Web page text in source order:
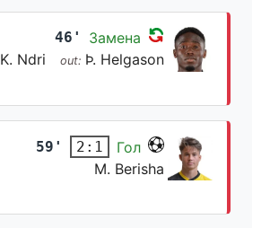
46' Замена
K. Ndri out: Þ. Helgason
59' 2:1
Гол
M. Berisha